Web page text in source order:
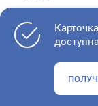
Изучите
исполнительным